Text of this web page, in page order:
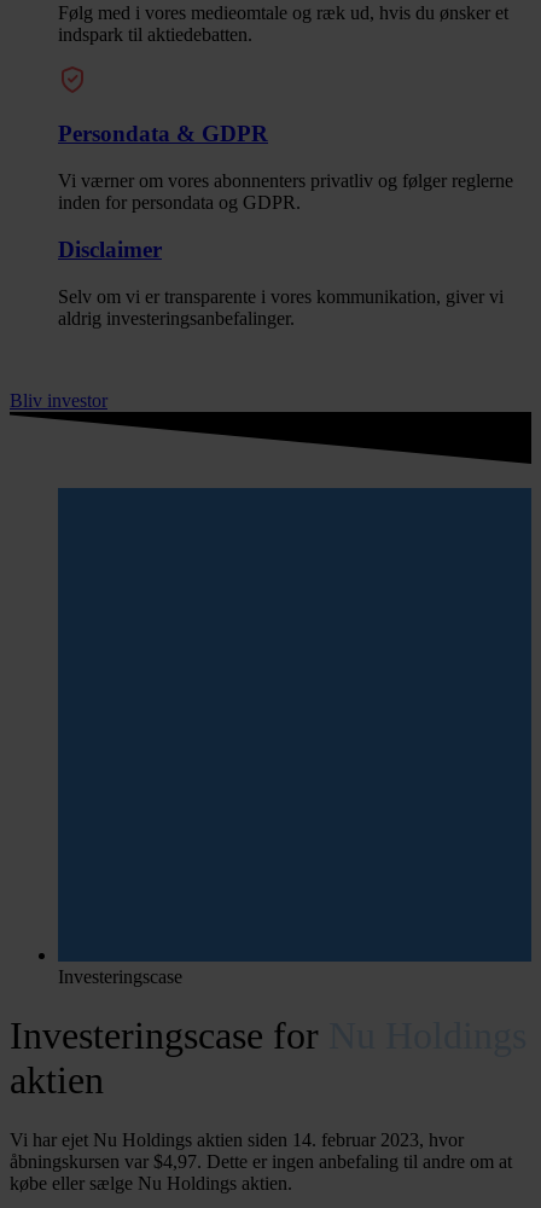
Følg med i vores medieomtale og ræk ud, hvis du ønsker et
indspark til aktiedebatten.
Persondata & GDPR
Vi værner om vores abonnenters privatliv og følger reglerne
inden for persondata og GDPR.
Disclaimer
Selv om vi er transparente i vores kommunikation, giver vi
aldrig investeringsanbefalinger.
Bliv investor
Investeringscase
Investeringscase for
aktien
Vi har ejet Nu Holdings aktien siden 14. februar 2023, hvor
åbningskursen var $4,97. Dette er ingen anbefaling til andre om at
købe eller sælge Nu Holdings aktien.